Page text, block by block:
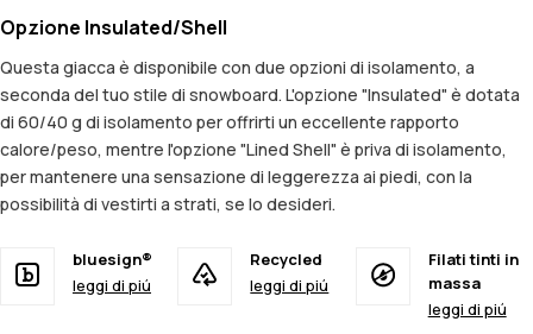
Opzione Insulated/Shell
Questa giacca è disponibile con due opzioni di isolamento, a
seconda del tuo stile di snowboard. L'opzione "Insulated" è dotata
di 60/40 g di isolamento per offrirti un eccellente rapporto
calore/peso, mentre l'opzione "Lined Shell" è priva di isolamento,
per mantenere una sensazione di leggerezza ai piedi, con la
possibilità di vestirti a strati, se lo desideri.
bluesign®
leggi di piú
Recycled
leggi di piú
Filati tinti in
massa
leggi di piú